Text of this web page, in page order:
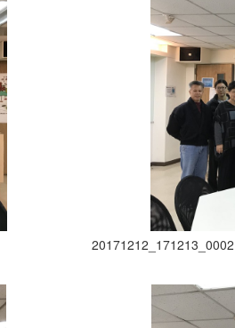
20171212_171213_0002